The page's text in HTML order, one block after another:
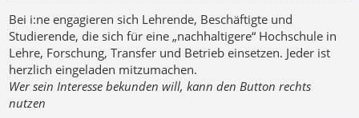
Bei i:ne engagieren sich Lehrende, Beschäftigte und
Studierende, die sich für eine „nachhaltigere“ Hochschule in
Lehre, Forschung, Transfer und Betrieb einsetzen. Jeder ist
herzlich eingeladen mitzumachen.
Wer sein Interesse bekunden will, kann den Button rechts
nutzen